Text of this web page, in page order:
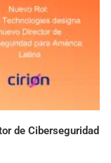
de Ciberseguridad